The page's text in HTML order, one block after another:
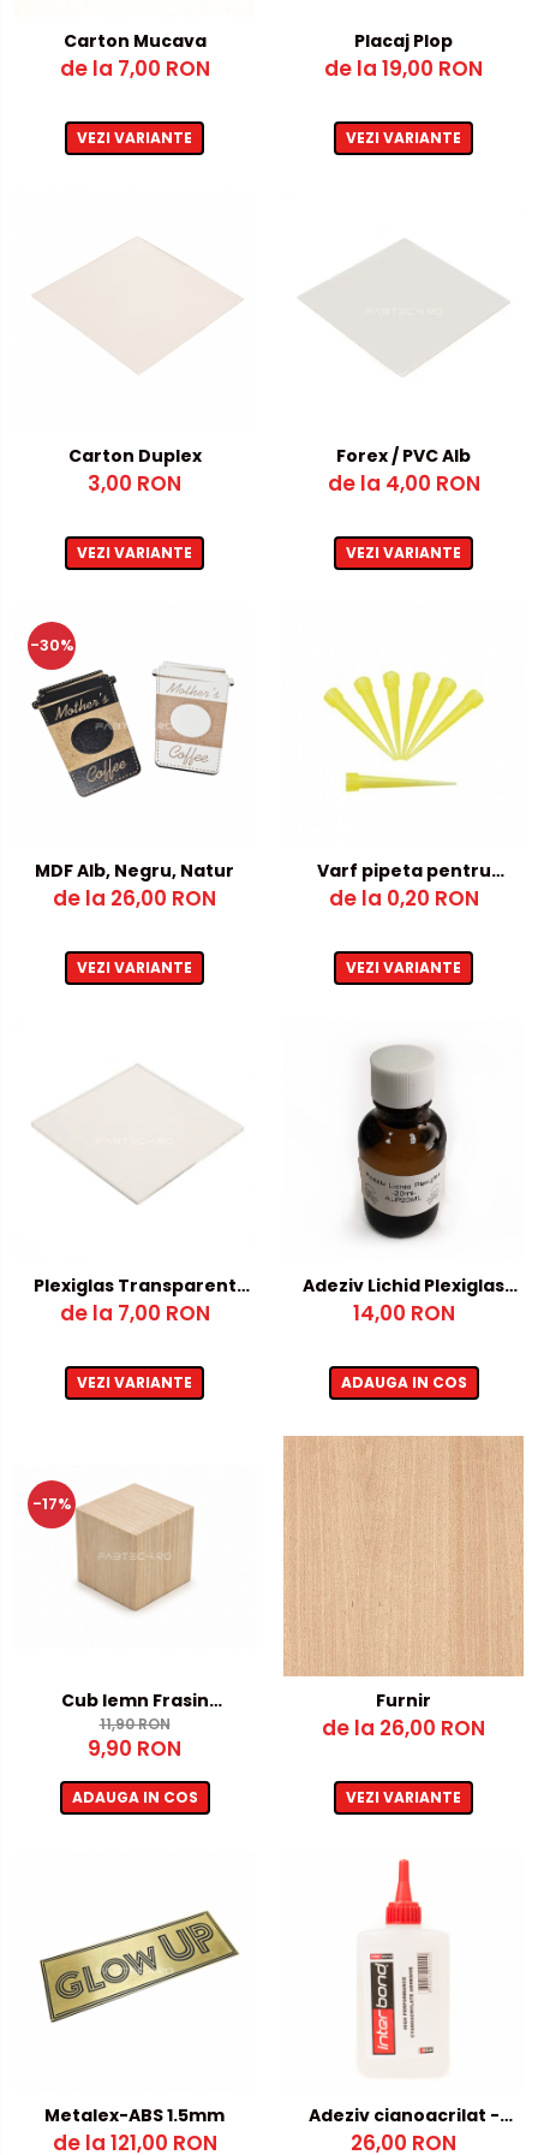
PET-G
Transparent
Carton Mucava
de la 7,00 RON
VEZI VARIANTE
Placaj Plop
de la 19,00 RON
VEZI VARIANTE
Carton Duplex
3,00 RON
VEZI VARIANTE
Forex / PVC Alb
de la 4,00 RON
VEZI VARIANTE
-30%
MDF Alb, Negru, Natur
de la 26,00 RON
VEZI VARIANTE
Varf pipeta pentru
Adeziv cu activator
de la 0,20 RON
VEZI VARIANTE
Plexiglas Transparent
12mm – 500x1000mm
de la 7,00 RON
VEZI VARIANTE
Adeziv Lichid Plexiglas
20ml
14,00 RON
ADAUGA IN COS
-17%
Cub lemn Frasin
60x60x60mm - pentru
gravura laser
11,90 RON
9,90 RON
ADAUGA IN COS
Furnir
de la 26,00 RON
VEZI VARIANTE
Metalex-ABS 1.5mm
de la 121,00 RON
Adeziv cianoacrilat -
fara activator
26,00 RON